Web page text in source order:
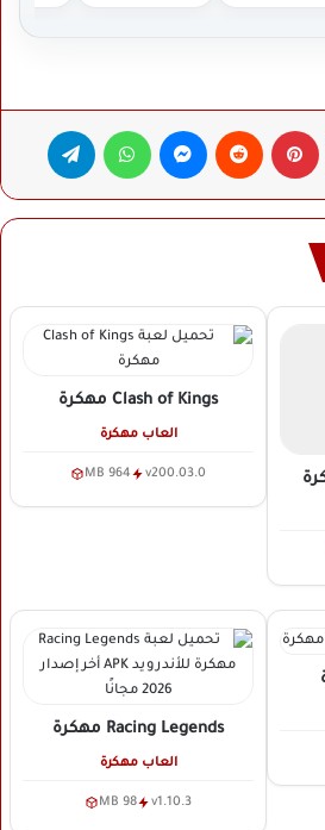
لينكدإن بينتيريست ماسنجر واتساب
Clash of Kings مهكرة
العاب مهكرة
v200.03.0
964 MB
Racing Legends مهكرة
العاب مهكرة
v1.10.3
98 MB